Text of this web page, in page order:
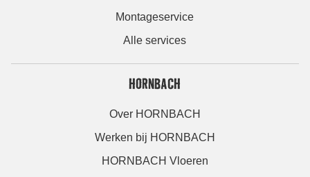
Montageservice
Alle services
HORNBACH
Over HORNBACH
Werken bij HORNBACH
HORNBACH Vloeren